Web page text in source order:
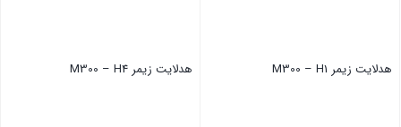
هدلایت ‏زیمر M300 – H1 هدلایت ‏زیمر M300 – H4